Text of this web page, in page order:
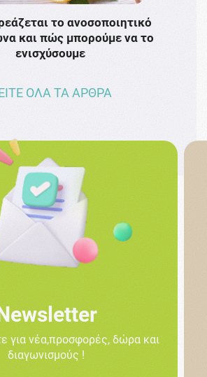
το ανοσοποιητικό
και πώς μπορούμε να το
ενισχύσουμε
ΟΛΑ ΤΑ ΑΡΘΡΑ
για νέα,προσφορές, δώρα και
διαγωνισμούς !